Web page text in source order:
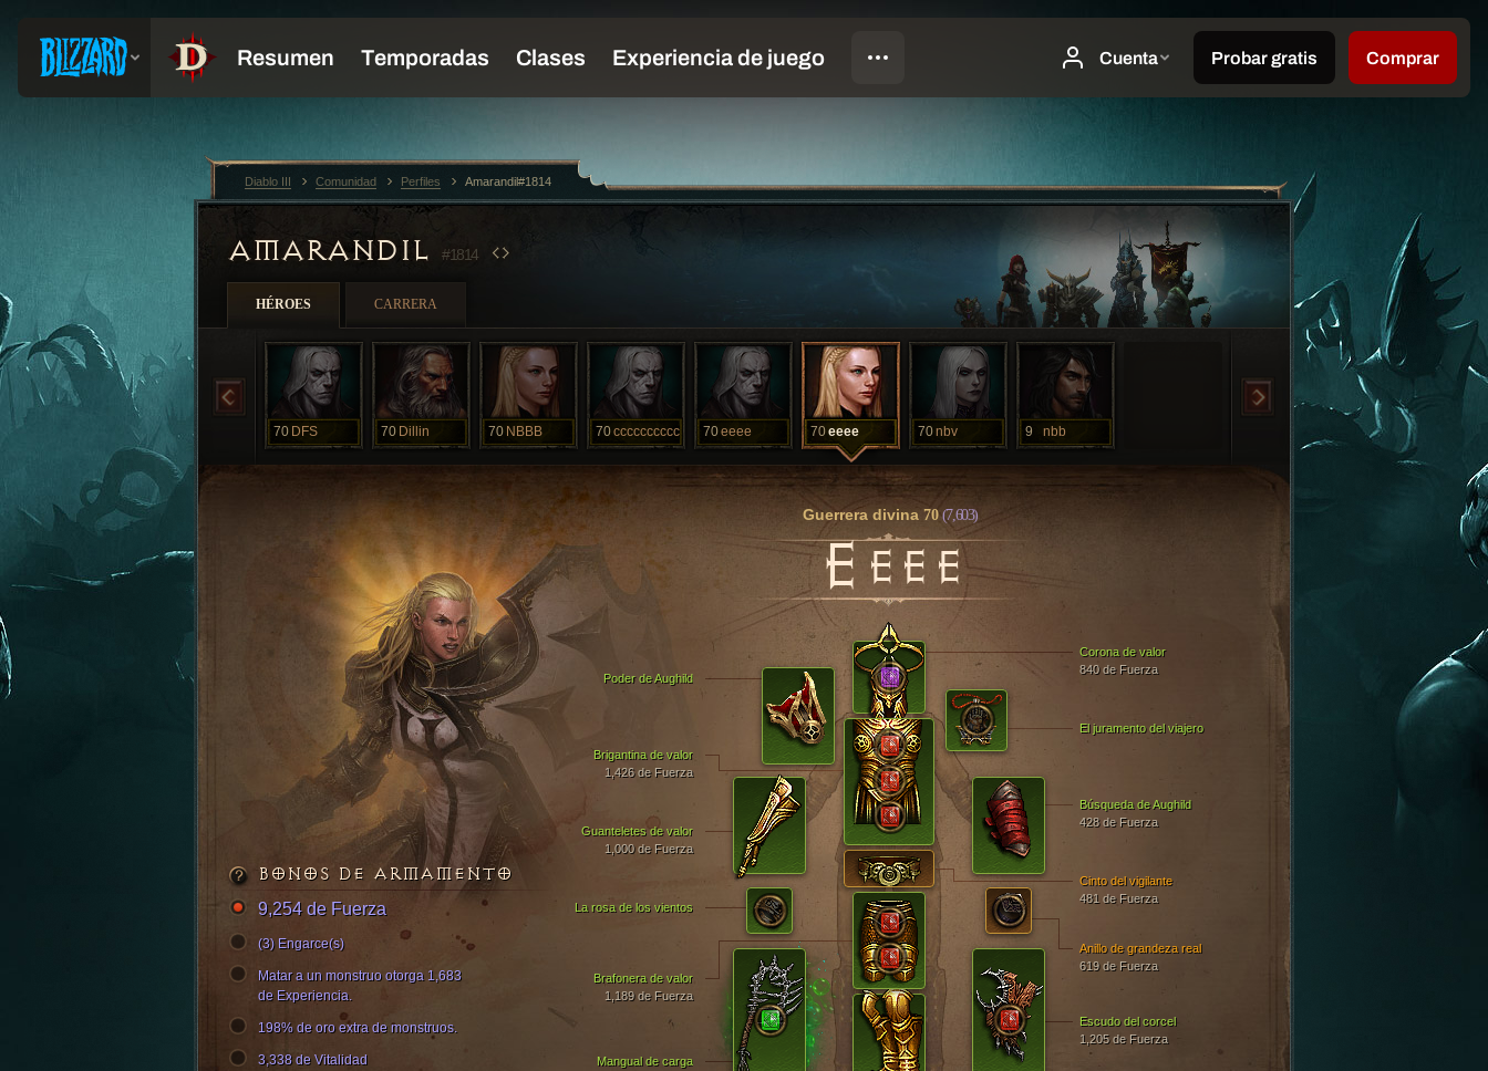
AMARANDIL #1814
HÉROES CARRERA
70 DFS 70 Dillin 70 NBBB 70cccccccccc 70eeee 70eeee 70nbv 9 nbb
Guerrera divina70 (7,603)
EEEE
Corona de valor
840 de Fuerza
Brigantina de valor
1,426 de Fuerza
Guanteletes de valor
1,000 de Fuerza
Poder de Aughild
Brafonera de valor
1,189 de Fuerza
Búsqueda de Aughild
428 de Fuerza
Mangual de carga
Escudo del corcel
1,205 de Fuerza
Cinto del vigilante
481 de Fuerza
Anillo de grandeza real
619 de Fuerza
La rosa de los vientos
El juramento del viajero
BONOS DE ARMAMENTO
9,254 de Fuerza
(3) Engarce(s)
Matar a un monstruo otorga 1,683
de Experiencia.
198% de oro extra de monstruos.
3,338 de Vitalidad
Diablo III Comunidad Perfiles Amarandil#1814